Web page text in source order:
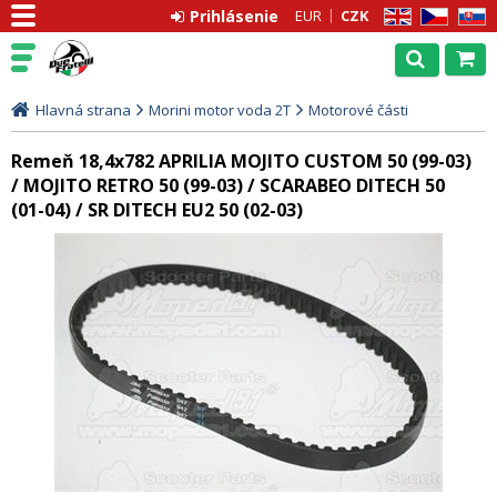
EN CZ SK
EUR CZK
Prihlásenie
Hlavná strana Morini motor voda 2T Motorové části
Remeň 18,4x782 APRILIA MOJITO CUSTOM 50 (99-03)
/ MOJITO RETRO 50 (99-03) / SCARABEO DITECH 50
(01-04) / SR DITECH EU2 50 (02-03)